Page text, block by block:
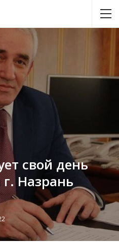
свой день
Назрань